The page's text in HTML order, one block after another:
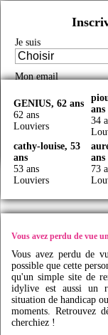
Je suis
Mon email
Je certifie être
Rencontre handicap/
handicapés Haute-Normandie
Faites des rencontres
GENIUS, 62 ans
62 ans
Louviers
ans
34
cathy-louise, 53
ans
53 ans
Louviers
ans
73
Vous avez perdu de vue
Vous avez perdu de
possible que cette
qu'un simple site de
idylive est aussi un
situation de handicap
moments. Retrouvez
cherchiez !